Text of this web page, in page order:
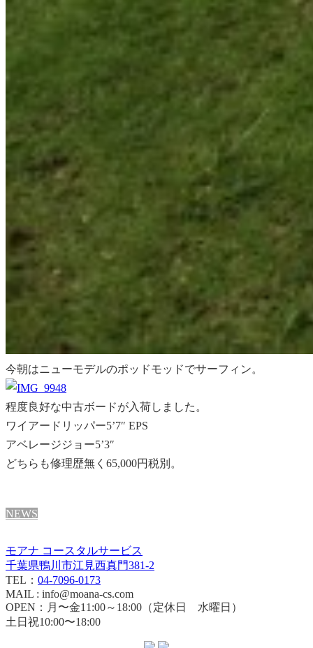
今朝はニューモデルのポッドモッドでサーフィン。
程度良好な中古ボードが入荷しました。
ワイアードリッパー5’7″ EPS
アベレージジョー5’3″
どちらも修理歴無く65,000円税別。
NEWS
モアナ コースタルサービス
千葉県鴨川市江見西真門381-2
TEL： 04-7096-0173
MAIL : info@moana-cs.com
OPEN：月〜金11:00～18:00（定休日 水曜日）
土日祝10:00〜18:00